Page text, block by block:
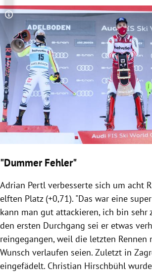
Copyright-Hinweis öffnen/schließen
"Dummer Fehler"
Adrian Pertl verbesserte sich um acht
elften Platz (+0,71). "Das war eine
kann man gut attackieren, ich bin sehr
den ersten Durchgang sei er etwas
reingegangen, weil die letzten Rennen
Wunsch verlaufen seien. Zuletzt in
eingefädelt. Christian Hirschbühl